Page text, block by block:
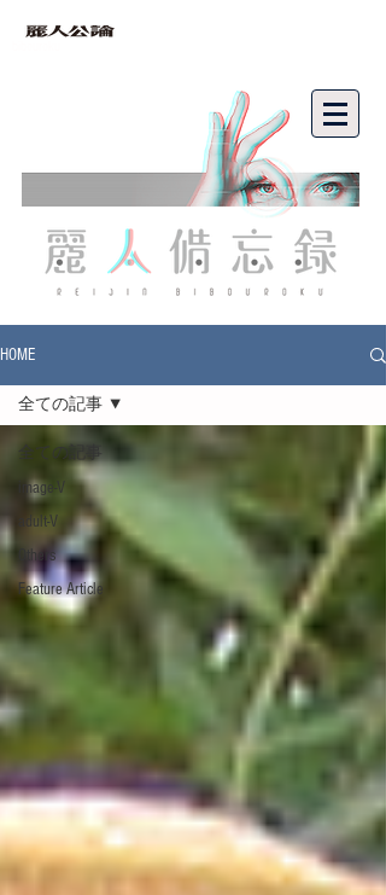
HOME
全ての記事
image-V
adult-V
Others
Feature Article
全ての記事